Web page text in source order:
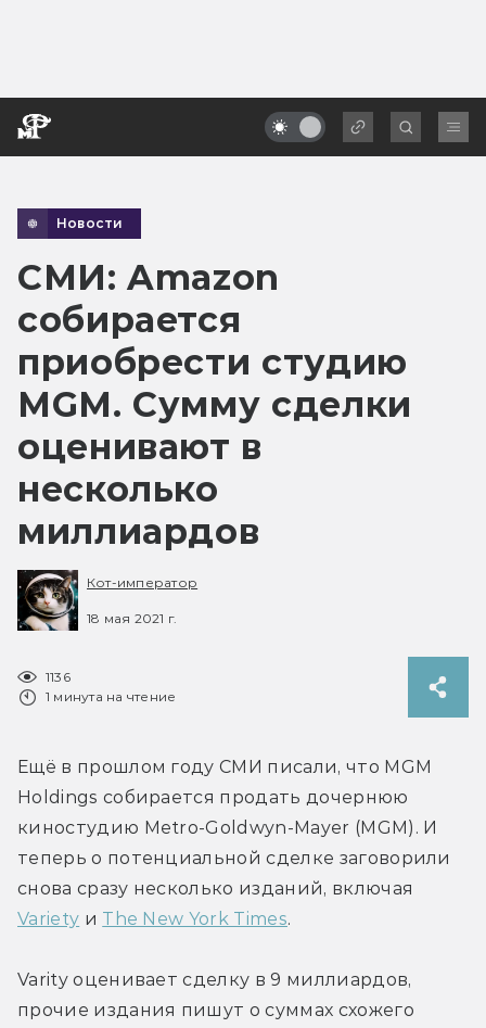
Новости
СМИ: Amazon
собирается
приобрести студию
MGM. Сумму сделки
оценивают в
несколько
миллиардов
Кот-император
18 мая 2021 г.
1136
1 минута на чтение
Ещё в прошлом году СМИ писали, что MGM
Holdings собирается продать дочернюю
киностудию Metro-Goldwyn-Mayer (MGM). И
теперь о потенциальной сделке заговорили
Variety и The New York Times.
Varity оценивает сделку в 9 миллиардов,
прочие издания пишут о суммах схожего